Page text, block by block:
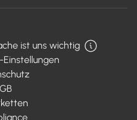
ist uns wichtig